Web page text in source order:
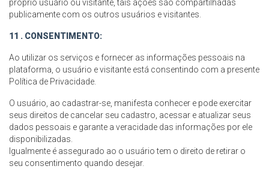
próprio usuário ou visitante, tais ações são compartilhadas
publicamente com os outros usuários e visitantes.
11 . CONSENTIMENTO:
Ao utilizar os serviços e fornecer as informações pessoais na
plataforma, o usuário e visitante está consentindo com a presente
Política de Privacidade.
O usuário, ao cadastrar-se, manifesta conhecer e pode exercitar
seus direitos de cancelar seu cadastro, acessar e atualizar seus
dados pessoais e garante a veracidade das informações por ele
disponibilizadas.
Igualmente é assegurado ao o usuário tem o direito de retirar o
seu consentimento quando desejar.